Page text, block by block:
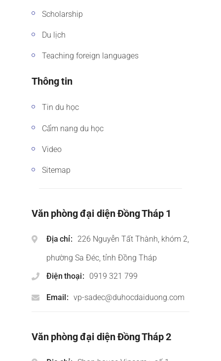
Scholarship
Du lịch
Teaching foreign languages
Thông tin
Tin du học
Cẩm nang du học
Video
Sitemap
Văn phòng đại diện Đồng Tháp 1
Địa chỉ
226 Nguyễn Tất Thành, khóm 2,
phường Sa Đéc, tỉnh Đồng Tháp
Điện thoại
0919 321 799
Email vp-sadec@duhocdaiduong.com
Văn phòng đại diện Đồng Tháp 2